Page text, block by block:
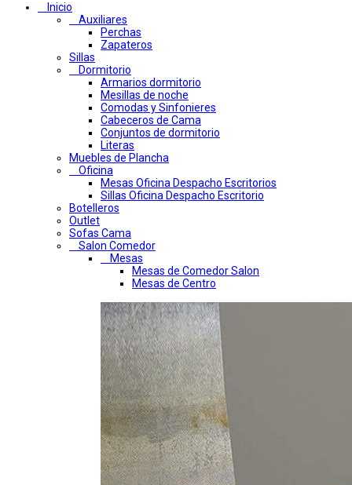
Inicio
Auxiliares
Perchas
Zapateros
Sillas
Dormitorio
Armarios dormitorio
Mesillas de noche
Comodas y Sinfonieres
Cabeceros de Cama
Conjuntos de dormitorio
Literas
Muebles de Plancha
Oficina
Mesas Oficina Despacho Escritorios
Sillas Oficina Despacho Escritorio
Botelleros
Outlet
Sofas Cama
Salon Comedor
Mesas
Mesas de Comedor Salon
Mesas de Centro